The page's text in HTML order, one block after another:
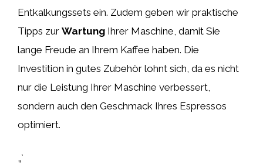
Entkalkungssets ein. Zudem geben wir praktische
Tipps zur Wartung Ihrer Maschine, damit Sie
lange Freude an Ihrem Kaffee haben. Die
Investition in gutes Zubehör lohnt sich, da es nicht
nur die Leistung Ihrer Maschine verbessert,
sondern auch den Geschmack Ihres Espressos
optimiert.
„`